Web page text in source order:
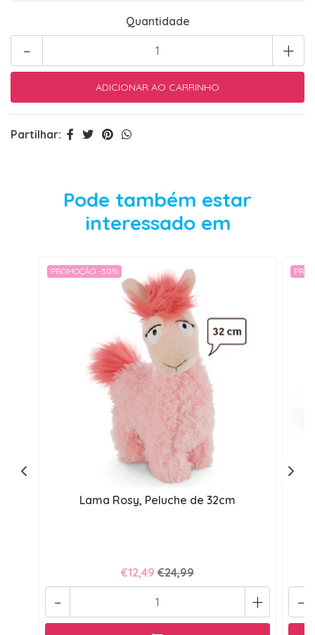
Quantidade
+
-
Partilhar:
Pode também estar
interessado em
PROMOÇÃO -50%
Lama Rosy, Peluche de 32cm
€12,49 €24,99
+
- -